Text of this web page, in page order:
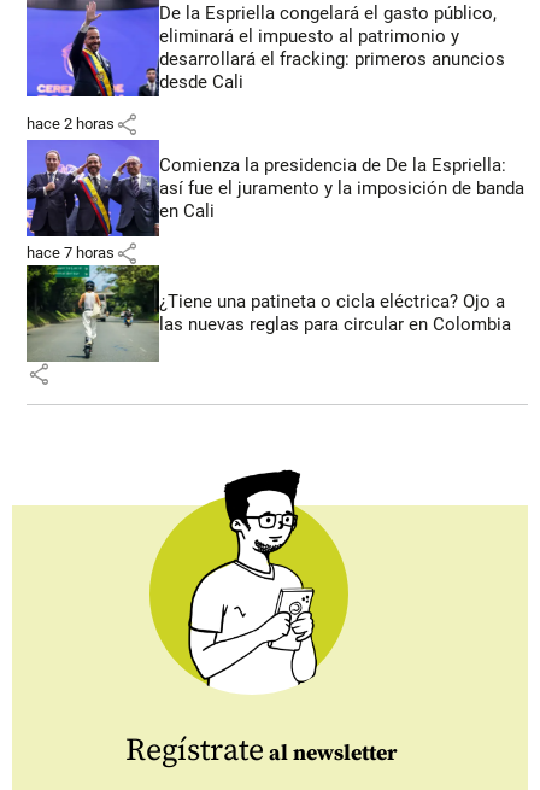
De la Espriella congelará el gasto público,
eliminará el impuesto al patrimonio y
desarrollará el fracking: primeros anuncios
desde Cali
hace 2 horas share
Comienza la presidencia de De la Espriella:
así fue el juramento y la imposición de banda
en Cali
hace 7 horas share
¿Tiene una patineta o cicla eléctrica? Ojo a
las nuevas reglas para circular en Colombia
share
Regístrate al newsletter